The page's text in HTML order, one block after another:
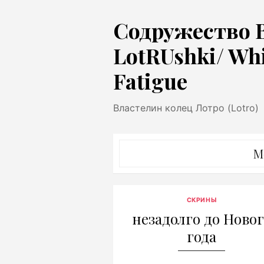
Содружество
LotRUshki/
Fatigue
Властелин колец Лотро (Lotro)
СКРИНЫ
незадолго до
года